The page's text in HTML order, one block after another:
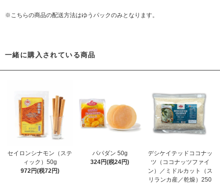
※こちらの商品の配送方法はゆうパックのみとなります。
一緒に購入されている商品
セイロンシナモン（ステ
ィック）50g
972円(税72円)
パパダン 50g
324円(税24円)
デシケイテッドココナッ
ツ（ココナッツファイ
ン）／ミドルカット（ス
リランカ産／乾燥）250